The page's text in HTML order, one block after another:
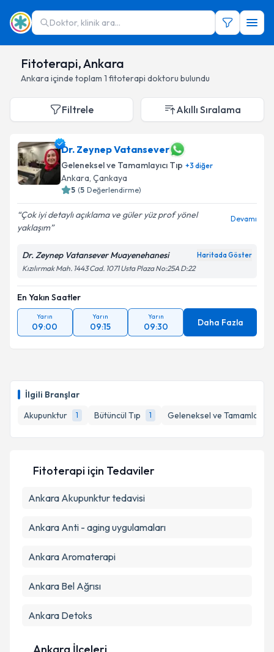
Doktor, klinik ara...
Fitoterapi, Ankara
Ankara içinde toplam 1 fitoterapi doktoru bulundu
İlgili Branşlar
Akupunktur
1 Bütüncül Tıp 1 Geleneksel ve Tamamlayıcı
Filtrele Akıllı Sıralama
Dr. Zeynep Vatansever
Geleneksel ve Tamamlayıcı Tıp +3 diğer
Ankara, Çankaya
5 (5 Değerlendirme)
Çok iyi detaylı açıklama ve güler yüz prof yönel
yaklaşım
Devamı
Dr. Zeynep Vatansever Muayenehanesi Haritada Göster
Kızılırmak Mah. 1443 Cad. 1071 Usta Plaza No:25A D:22
En Yakın Saatler
Yarın
09:00
Yarın
09:15
Yarın
09:30 Daha Fazla
Fitoterapi için Tedaviler
Ankara Akupunktur tedavisi
Ankara Anti - aging uygulamaları
Ankara Aromaterapi
Ankara Bel Ağrısı
Ankara Detoks